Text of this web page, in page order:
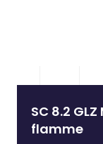
SC 8.2
flamme